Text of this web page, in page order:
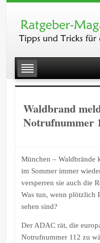
Waldbrand
Notrufnummer
München – Waldbrände
im Sommer immer
versperren sie auch die
Was tun, wenn plötzlich
sehen sind?
Der ADAC rät, die
Notrufnummer 112 zu